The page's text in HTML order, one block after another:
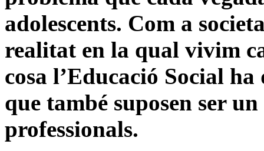
adolescents. Com a
realitat en la qual vivim
cosa l’Educació Social
que també suposen ser
professionals.